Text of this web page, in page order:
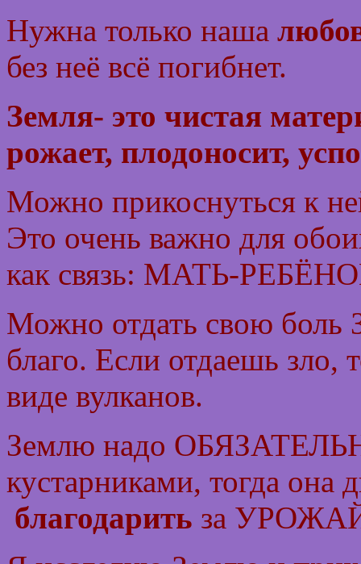
Нужна только наша
без неё всё погибнет.
Земля- это чистая
рожает, плодоносит,
Можно прикоснуться к
Это очень важно для
как связь: МАТЬ-
Можно отдать свою боль
благо. Если отдаешь зло,
виде вулканов.
Землю надо
кустарниками, тогда она
благодарить за